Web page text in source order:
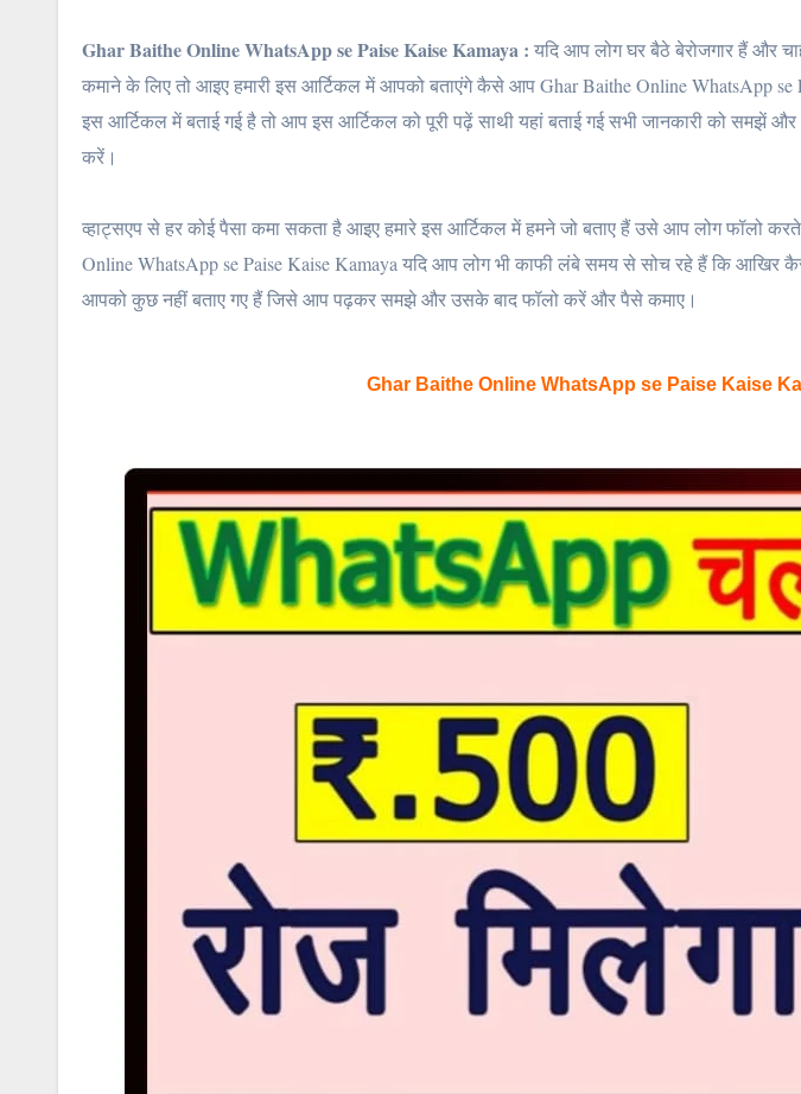
Ghar Baithe Online WhatsApp se Paise Kaise Kamaya : यदि आप लोग घर बैठे बेरोजगार हैं और
कमाने के लिए तो आइए हमारी इस आर्टिकल में आपको बताएंगे कैसे आप Ghar Baithe Online WhatsApp se
इस आर्टिकल में बताई गई है तो आप इस आर्टिकल को पूरी पढ़ें साथी यहां बताई गई सभी जानकारी को समझें
करें।
व्हाट्सएप से हर कोई पैसा कमा सकता है आइए हमारे इस आर्टिकल में हमने जो बताए हैं उसे आप लोग फॉलो
Online WhatsApp se Paise Kaise Kamaya यदि आप लोग भी काफी लंबे समय से सोच रहे हैं कि आखिर
आपको कुछ नहीं बताए गए हैं जिसे आप पढ़कर समझे और उसके बाद फॉलो करें और पैसे कमाए।
Ghar Baithe Online WhatsApp se Paise Kaise